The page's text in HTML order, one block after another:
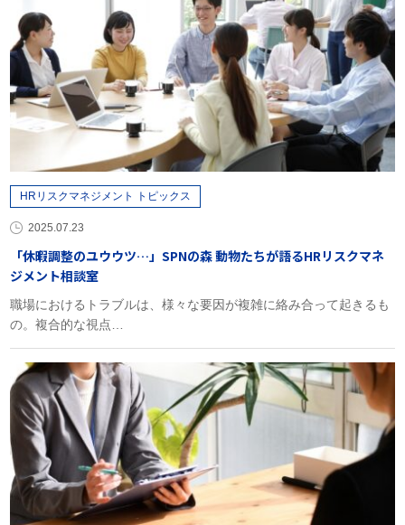
HRリスクマネジメント トピックス
2025.07.23
「休暇調整のユウウツ…」SPNの森 動物たちが語るHRリスクマネ
ジメント相談室
職場におけるトラブルは、様々な要因が複雑に絡み合って起きるも
の。複合的な視点…